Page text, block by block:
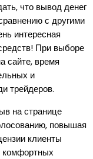
что вывод денег
с другими
интересная
При выборе
сайте, время
и
трейдеров.
на странице
повышая
клиенты